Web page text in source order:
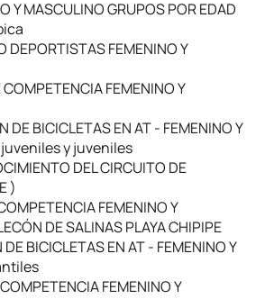
Y MASCULINO GRUPOS POR EDAD
DEPORTISTAS FEMENINO Y
FEMENINO Y
DE BICICLETAS EN AT - FEMENINO Y
juveniles y juveniles
DEL CIRCUITO DE
)
FEMENINO Y
DE SALINAS PLAYA CHIPIPE
BICICLETAS EN AT - FEMENINO Y
FEMENINO Y